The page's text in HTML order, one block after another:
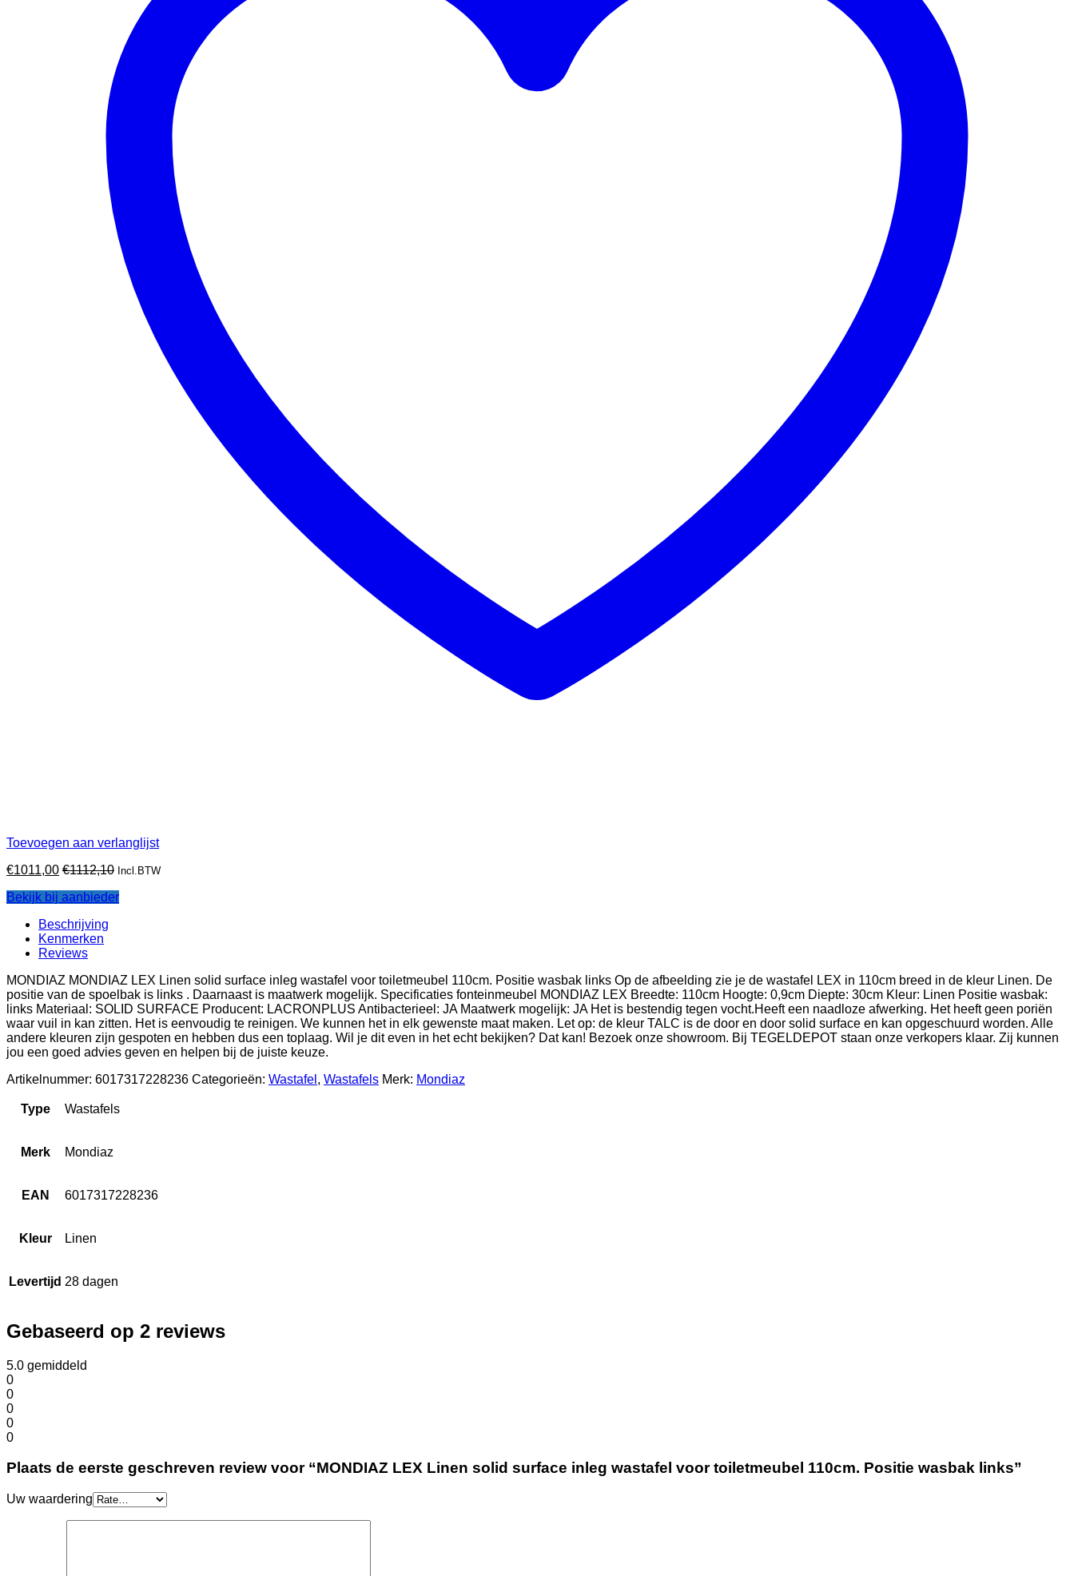
Toevoegen aan verlanglijst
€1011,00 €1112,10 Incl.BTW
Bekijk bij aanbieder
Beschrijving
Kenmerken
Reviews
MONDIAZ MONDIAZ LEX Linen solid surface inleg wastafel voor toiletmeubel 110cm. Positie wasbak links Op de afbeelding zie je de wastafel LEX in 110cm breed in de kleur Linen. De
positie van de spoelbak is links . Daarnaast is maatwerk mogelijk. Specificaties fonteinmeubel MONDIAZ LEX Breedte: 110cm Hoogte: 0,9cm Diepte: 30cm Kleur: Linen Positie wasbak:
links Materiaal: SOLID SURFACE Producent: LACRONPLUS Antibacterieel: JA Maatwerk mogelijk: JA Het is bestendig tegen vocht.Heeft een naadloze afwerking. Het heeft geen poriën
waar vuil in kan zitten. Het is eenvoudig te reinigen. We kunnen het in elk gewenste maat maken. Let op: de kleur TALC is de door en door solid surface en kan opgeschuurd worden. Alle
andere kleuren zijn gespoten en hebben dus een toplaag. Wil je dit even in het echt bekijken? Dat kan! Bezoek onze showroom. Bij TEGELDEPOT staan onze verkopers klaar. Zij kunnen
jou een goed advies geven en helpen bij de juiste keuze.
Artikelnummer: 6017317228236 Categorieën: Wastafel , Wastafels Merk: Mondiaz
Type Wastafels
Merk Mondiaz
EAN 6017317228236
Kleur Linen
Levertijd 28 dagen
Gebaseerd op 2 reviews
5.0 gemiddeld
0
0
0
0
0
Plaats de eerste geschreven review voor “MONDIAZ LEX Linen solid surface inleg wastafel voor toiletmeubel 110cm. Positie wasbak links”
Uw waardering